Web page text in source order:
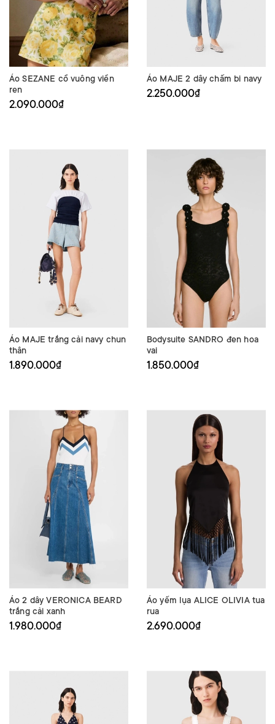
Áo SEZANE cổ vuông viền
ren
2.090.000₫
Áo MAJE 2 dây chấm bi navy
2.250.000₫
Áo MAJE trắng cải navy chun
thân
1.890.000₫
Bodysuite SANDRO đen hoa
vai
1.850.000₫
Áo 2 dây VERONICA BEARD
trắng cải xanh
1.980.000₫
Áo yếm lụa ALICE OLIVIA tua
rua
2.690.000₫